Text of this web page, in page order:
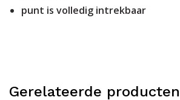
punt is volledig intrekbaar
Gerelateerde producten